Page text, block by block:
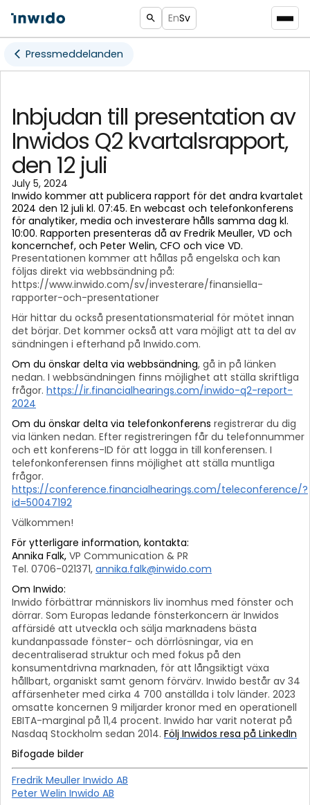
EnSv
Pressmeddelanden
Inbjudan till presentation av
Inwidos Q2 kvartalsrapport,
den 12 juli
July 5, 2024
Inwido kommer att publicera rapport för det andra kvartalet
2024 den 12 juli kl. 07:45. En webcast och telefonkonferens
för analytiker, media och investerare hålls samma dag kl.
10:00. Rapporten presenteras då av Fredrik Meuller, VD och
koncernchef, och Peter Welin, CFO och vice VD.
Presentationen kommer att hållas på engelska och kan
följas direkt via webbsändning på:
https://www.inwido.com/sv/investerare/finansiella-
rapporter-och-presentationer
Här hittar du också presentationsmaterial för mötet innan
det börjar. Det kommer också att vara möjligt att ta del av
sändningen i efterhand på Inwido.com.
Om du önskar delta via webbsändning, gå in på länken
nedan. I webbsändningen finns möjlighet att ställa skriftliga
frågor. https://ir.financialhearings.com/inwido-q2-report-
2024
Om du önskar delta via telefonkonferens registrerar du dig
via länken nedan. Efter registreringen får du telefonnummer
och ett konferens-ID för att logga in till konferensen. I
telefonkonferensen finns möjlighet att ställa muntliga
frågor.
https://conference.financialhearings.com/teleconference/?
id=50047192
Välkommen!
För ytterligare information, kontakta:
Annika Falk, VP Communication & PR
Tel. 0706-021371, annika.falk@inwido.com
Om Inwido:
Inwido förbättrar människors liv inomhus med fönster och
dörrar. Som Europas ledande fönsterkoncern är Inwidos
affärsidé att utveckla och sälja marknadens bästa
kundanpassade fönster- och dörrlösningar, via en
decentraliserad struktur och med fokus på den
konsumentdrivna marknaden, för att långsiktigt växa
hållbart, organiskt samt genom förvärv. Inwido består av 34
affärsenheter med cirka 4 700 anställda i tolv länder. 2023
omsatte koncernen 9 miljarder kronor med en operationell
EBITA-marginal på 11,4 procent. Inwido har varit noterat på
Nasdaq Stockholm sedan 2014. Följ Inwidos resa på LinkedIn
Bifogade bilder
Fredrik Meuller Inwido AB
Peter Welin Inwido AB